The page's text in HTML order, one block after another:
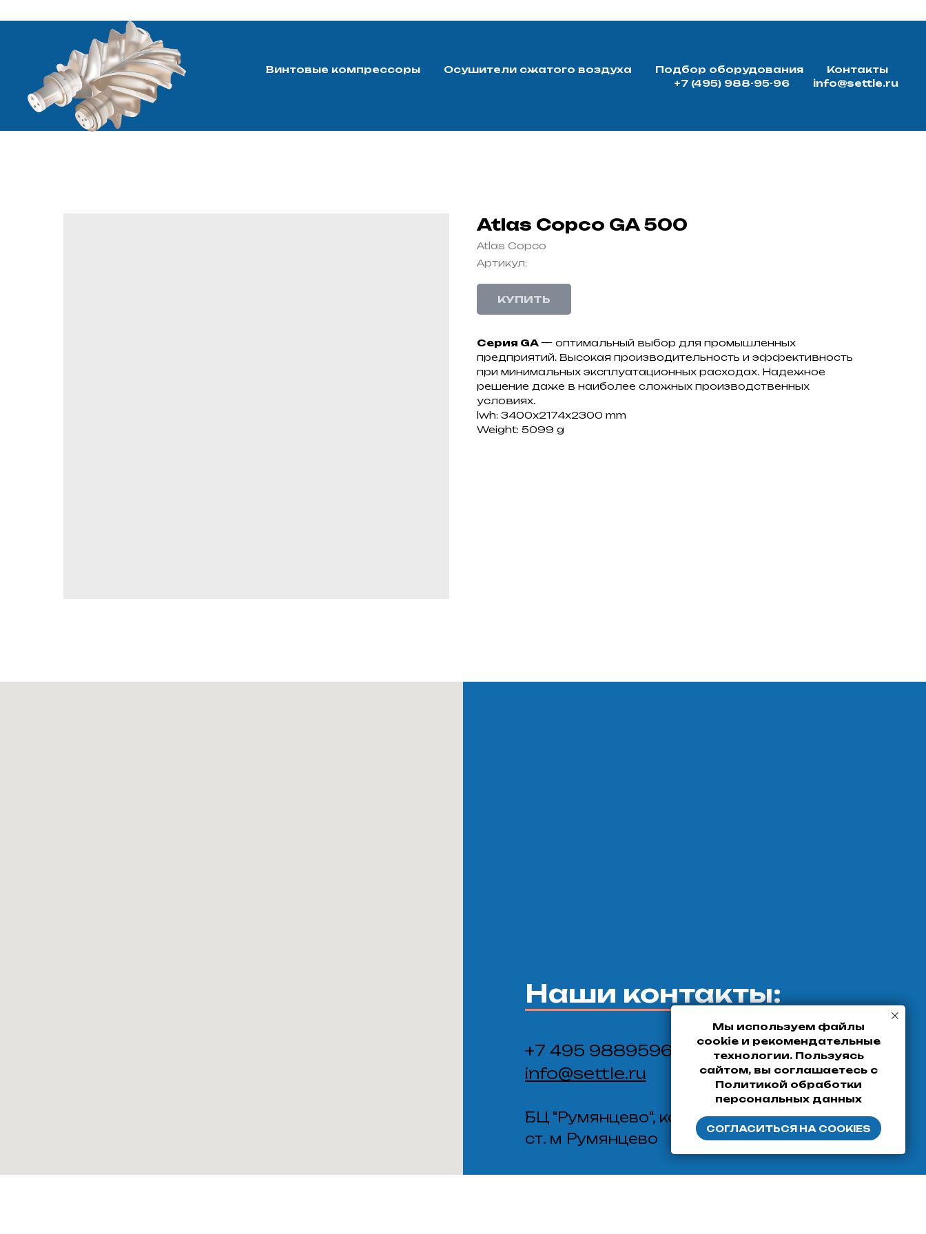
Винтовые компрессоры Осушители сжатого воздуха Подбор оборудования
Контакты
+7 (495) 988-95-96
info@settle.ru
Мы используем файлы
cookie и рекомендательные
технологии. Пользуясь
сайтом, вы соглашаетесь с
Политикой обработки
персональных данных
СОГЛАСИТЬСЯ НА COOKIES
Atlas Copco GA 500
Atlas Copco
Артикул:
КУПИТЬ
Серия GA— оптимальный выбор для промышленных
предприятий. Высокая производительность и эффективность
при минимальных эксплуатационных расходах. Надежное
решение даже в наиболее сложных производственных
условиях.
lwh: 3400x2174x2300 mm
Weight: 5099 g
Наши контакты:
+7 495 9889596
info@settle.ru
БЦ "Румянцево", корпус Г, этаж 8
ст. м Румянцево
Мы используем файлы
cookie и рекомендательные
технологии. Пользуясь
сайтом, вы соглашаетесь с
Политикой обработки
персональных данных
СОГЛАСИТЬСЯ НА COOKIES